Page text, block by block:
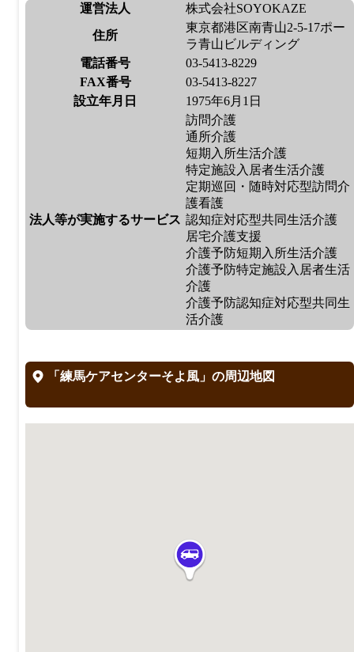
運営法人
株式会社SOYOKAZE
住所
東京都港区南青山2-5-17ポー
ラ青山ビルディング
電話番号
03-5413-8229
FAX番号
03-5413-8227
設立年月日
1975年6月1日
法人等が実施するサービス
訪問介護
通所介護
短期入所生活介護
特定施設入居者生活介護
定期巡回・随時対応型訪問介
護看護
認知症対応型共同生活介護
居宅介護支援
介護予防短期入所生活介護
介護予防特定施設入居者生活
介護
介護予防認知症対応型共同生
活介護
「練馬ケアセンターそよ風」の周辺地図